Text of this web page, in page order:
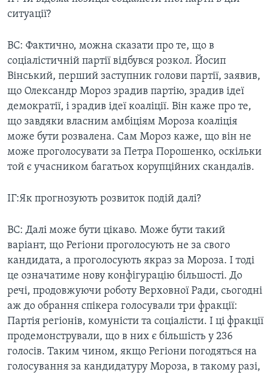
ситуації?
ВС: Фактично, можна сказати про те, що в
соціалістичній партії відбувся розкол. Йосип
Вінський, перший заступник голови партії, заявив,
що Олександр Мороз зрадив партію, зрадив ідеї
демократії, і зрадив ідеї коаліції. Він каже про те,
що завдяки власним амбіціям Мороза коаліція
може бути розвалена. Сам Мороз каже, що він не
може проголосувати за Петра Порошенко, оскільки
той є учасником багатьох корупційних скандалів.
ІГ:Як прогнозують розвиток подій далі?
ВС: Далі може бути цікаво. Може бути такий
варіант, що Регіони проголосують не за свого
кандидата, а проголосують якраз за Мороза. І тоді
це означатиме нову конфігурацію більшості. До
речі, продовжуючи роботу Верховної Ради, сьогодні
аж до обрання спікера голосували три фракції:
Партія регіонів, комуністи та соціалісти. І ці фракції
продемонстрували, що в них є більшість у 236
голосів. Таким чином, якщо Регіони погодяться на
голосування за кандидатуру Мороза, в такому разі,